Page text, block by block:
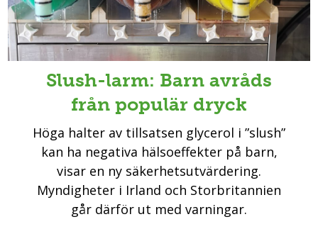
Slush-larm: Barn avråds
från populär dryck
Höga halter av tillsatsen glycerol i ”slush”
kan ha negativa hälsoeffekter på barn,
visar en ny säkerhetsutvärdering.
Myndigheter i Irland och Storbritannien
går därför ut med varningar.